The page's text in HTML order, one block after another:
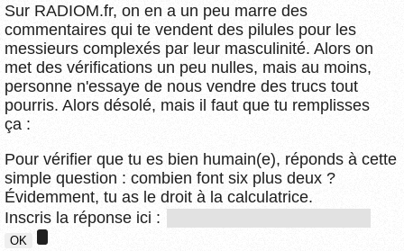
Sur RADIOM.fr, on en a un peu marre des
commentaires qui te vendent des pilules pour les
messieurs complexés par leur masculinité. Alors on
met des vérifications un peu nulles, mais au moins,
personne n'essaye de nous vendre des trucs tout
pourris. Alors désolé, mais il faut que tu remplisses
ça :
Pour vérifier que tu es bien humain(e), réponds à cette
simple question : combien font six plus deux ?
Évidemment, tu as le droit à la calculatrice.
Inscris la réponse ici :